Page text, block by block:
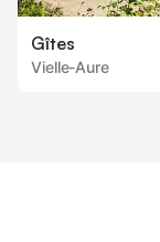
Gîtes
Vielle-Aure